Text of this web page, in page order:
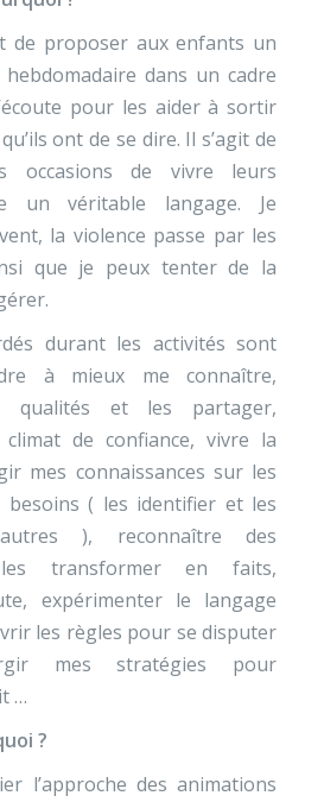
de proposer aux enfants un
dans un cadre
pour les aider à sortir
ont de se dire. Il s’agit de
occasions de vivre leurs
un véritable langage. Je
la violence passe par les
que je peux tenter de la
durant les activités sont
à mieux me connaître,
qualités et les partager,
de confiance, vivre la
mes connaissances sur les
( les identifier et les
), reconnaître des
transformer en faits,
expérimenter le langage
les règles pour se disputer
mes stratégies pour
…
?
l’approche des animations